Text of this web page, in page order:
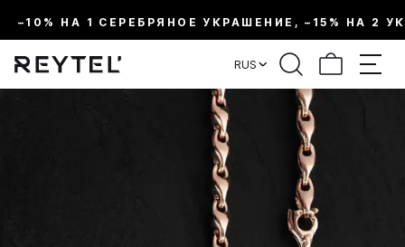
–10% НА 1 СЕРЕБРЯНОЕ УКРАШЕНИЕ, –15% НА 2
RUS